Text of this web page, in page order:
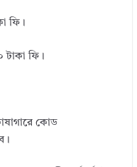
ফি।
টাকা ফি।
কোড